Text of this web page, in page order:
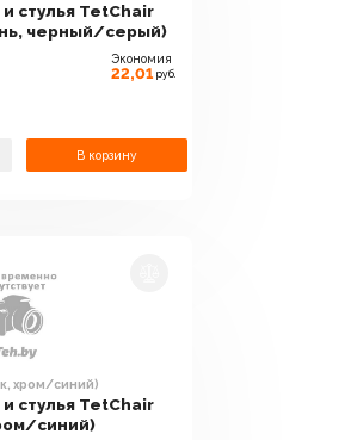
стулья TetChair
черный/серый)
Экономия
22,01 руб.
В корзину
хром/синий)
стулья TetChair
синий)